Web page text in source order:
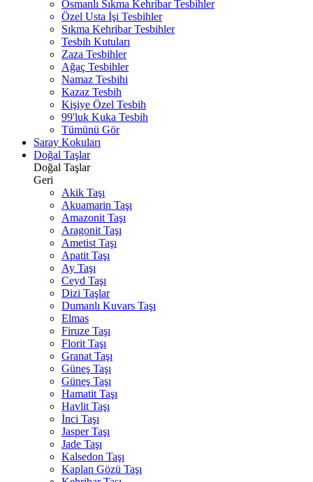
Osmanlı Sıkma Kehribar Tesbihler
Özel Usta İşi Tesbihler
Sıkma Kehribar Tesbihler
Tesbih Kutuları
Zaza Tesbihler
Ağaç Tesbihler
Namaz Tesbihi
Kazaz Tesbih
Kişiye Özel Tesbih
99'luk Kuka Tesbih
Tümünü Gör
Saray Kokuları
Doğal Taşlar
Doğal Taşlar
Geri
Akik Taşı
Akuamarin Taşı
Amazonit Taşı
Aragonit Taşı
Ametist Taşı
Apatit Taşı
Ay Taşı
Ceyd Taşı
Dizi Taşlar
Dumanlı Kuvars Taşı
Elmas
Firuze Taşı
Florit Taşı
Granat Taşı
Güneş Taşı
Güneş Taşı
Hamatit Taşı
Havlit Taşı
İnci Taşı
Jasper Taşı
Jade Taşı
Kalsedon Taşı
Kaplan Gözü Taşı